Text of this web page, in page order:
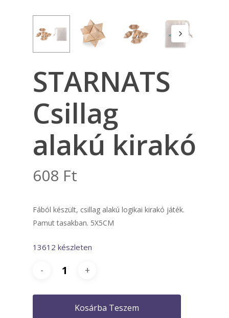
STARNATS
Csillag
alakú kirakó
608 Ft
Fából készült, csillag alakú logikai kirakó játék.
Pamut tasakban. 5X5CM
13612 készleten
Kosárba Teszem